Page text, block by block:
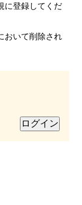
に登録してくだ
おいて削除され